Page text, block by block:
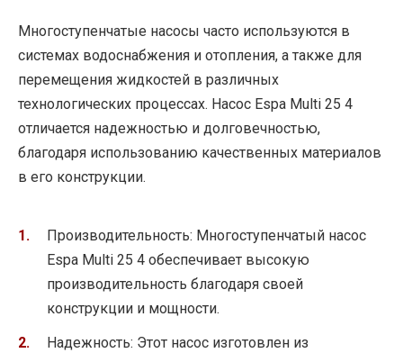
Многоступенчатые насосы часто используются в
системах водоснабжения и отопления, а также для
перемещения жидкостей в различных
технологических процессах. Насос Espa Multi 25 4
отличается надежностью и долговечностью,
благодаря использованию качественных материалов
в его конструкции.
Производительность: Многоступенчатый насос
Espa Multi 25 4 обеспечивает высокую
производительность благодаря своей
конструкции и мощности.
Надежность: Этот насос изготовлен из